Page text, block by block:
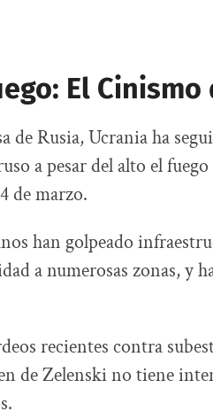
El Cinismo
Rusia, Ucrania ha
a pesar del alto el
de marzo.
han golpeado
a numerosas zonas, y
recientes contra
de Zelenski no tiene